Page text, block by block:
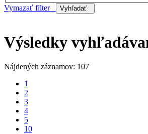
Vymazať filter
Vyhľadať
Výsledky
Nájdených záznamov: 107
1
2
3
4
5
10